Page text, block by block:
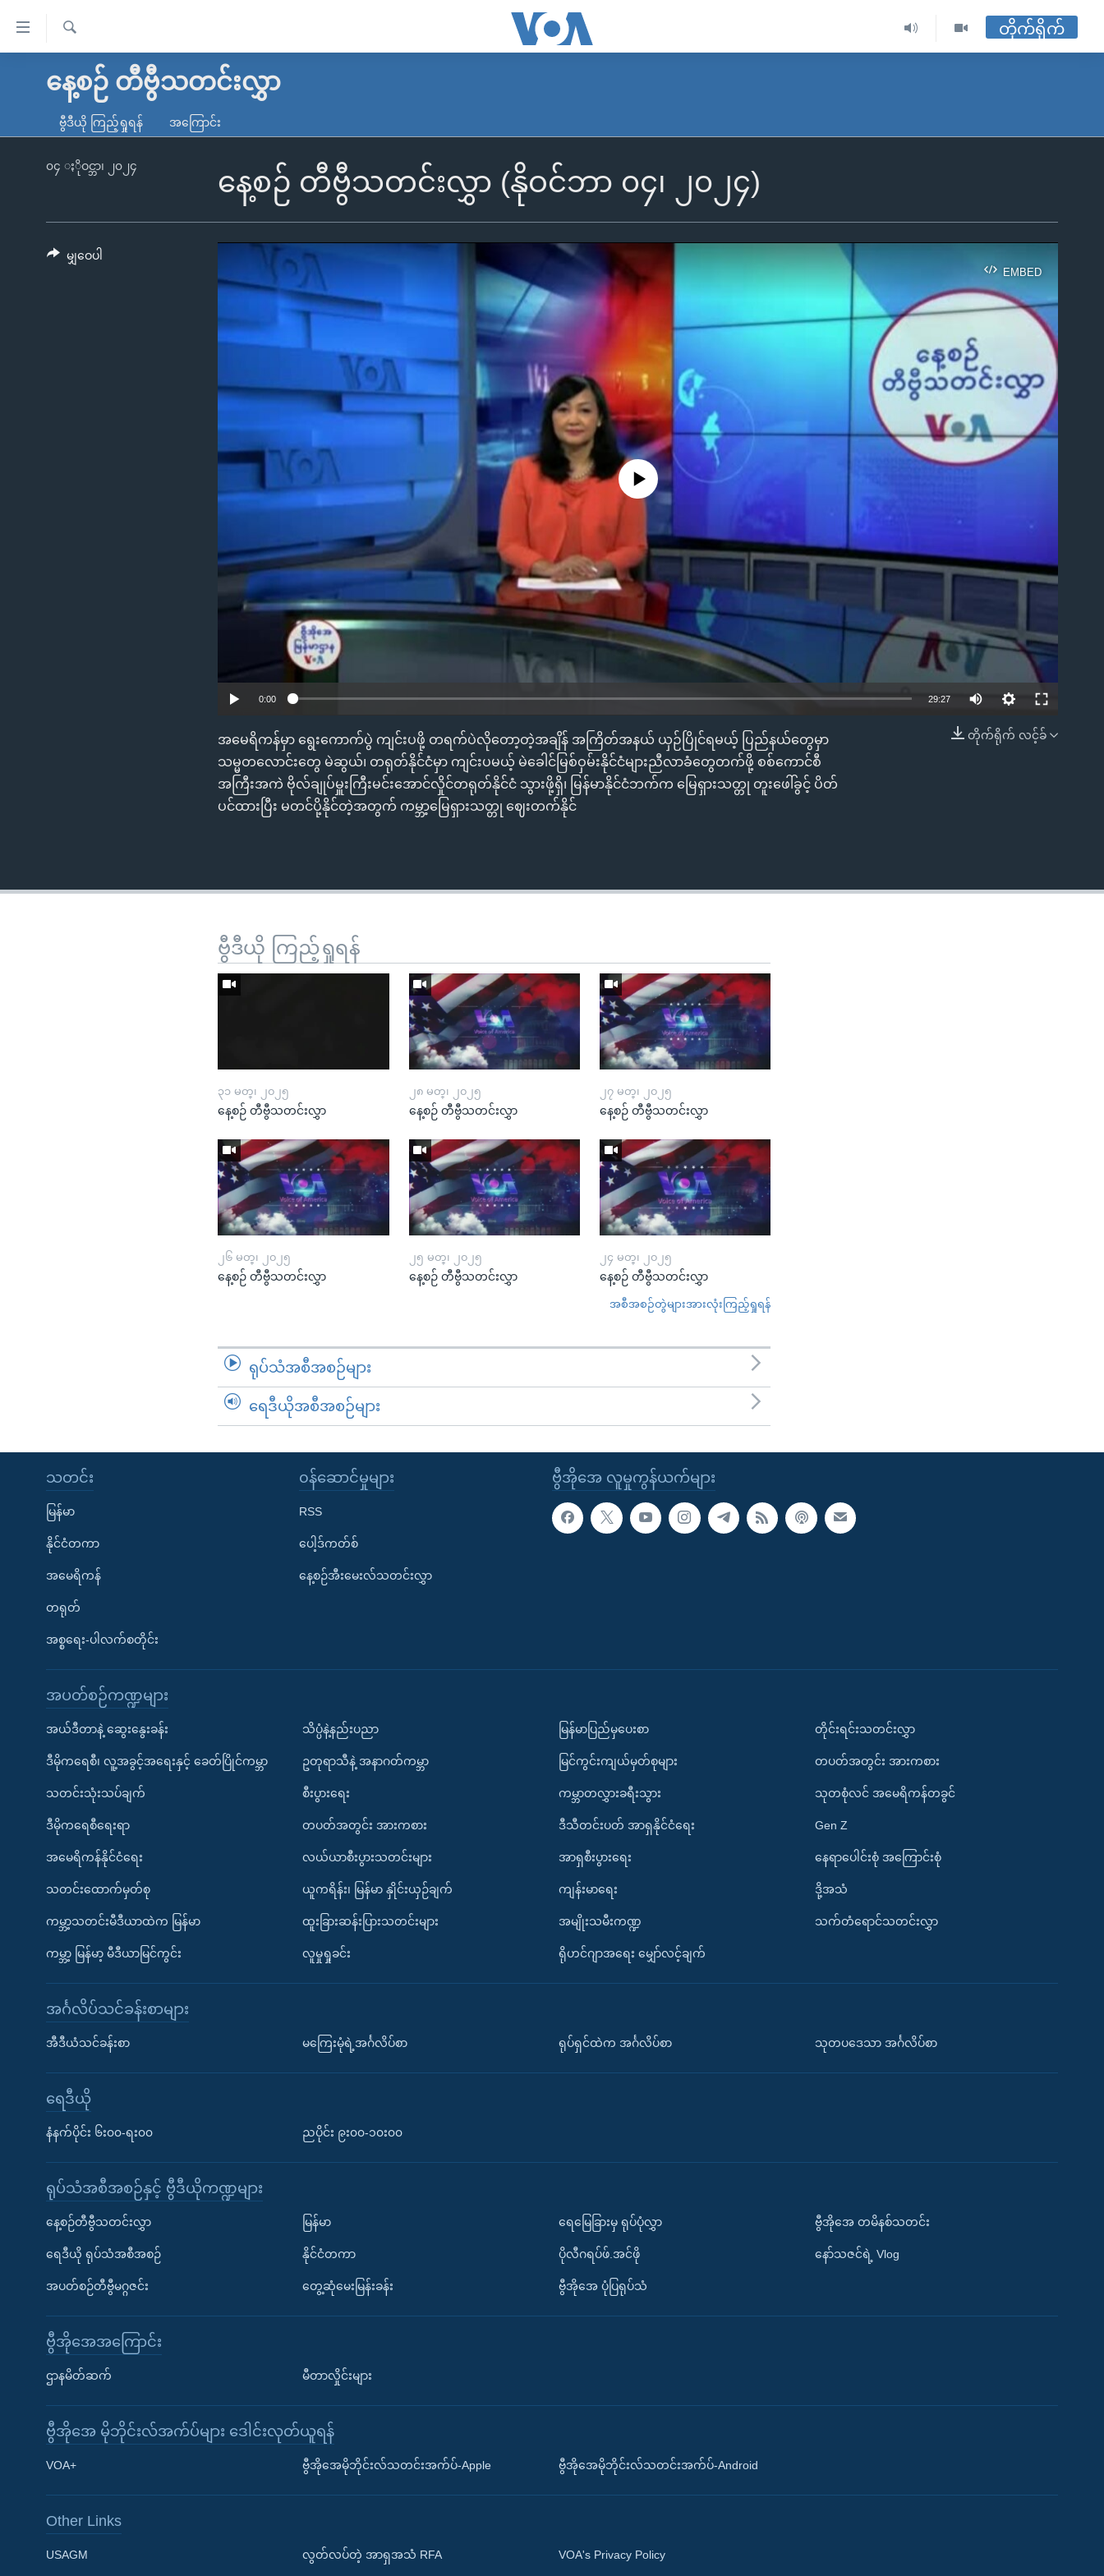
လွယ်ကူ
သည့်
မူလစာမျက်နှာ
ကမ္ဘာ့သတင်းများ
နိုင်ငံတကာ
တရုတ်
အစ္စရေး-ပါလက်စတိုင်း
ရပ်ဝန်းတခု လမ်းတခု အလွန်
အင်္ဂလိပ်စာလေ့လာမယ်
Learning English
ရ
တိုက်ရိုက်
နေ့စဉ် တီဗွီသတင်းလွှာ
ဗွီဒီယို ကြည့်ရှုရန် အကြောင်း
နေ့စဉ် တီဗွီသတင်းလွှာ (နိုဝင်ဘာ ၀၄၊ ၂၀၂၄)
၀၄ ႏိုဝင္ဘာ၊ ၂၀၂၄
EMBED
EMBED
No media source currently available
0:00 29:27
တိုက်ရိုက် လင့်ခ်
အမေရိကန်မှာ ရွေးကောက်ပွဲ ကျင်းပဖို့ တရက်ပဲလိုတော့တဲ့အချိန် အကြိတ်အနယ် ယှဉ်ပြိုင်ရမယ့် ပြည်နယ်တွေမှာ
သမ္မတလောင်းတွေ မဲဆွယ်၊ တရုတ်နိုင်ငံမှာ ကျင်းပမယ့် မဲခေါင်မြစ်ဝှမ်းနိုင်ငံများညီလာခံတွေတက်ဖို့ စစ်ကောင်စီ
အကြီးအကဲ ဗိုလ်ချုပ်မှူးကြီးမင်းအောင်လှိုင်တရုတ်နိုင်ငံ သွားဖို့ရှိ၊ မြန်မာနိုင်ငံဘက်က မြေရှားသတ္တု တူးဖေါ်ခွင့် ပိတ်
ပင်ထားပြီး မတင်ပို့နိုင်တဲ့အတွက် ကမ္ဘာ့မြေရှားသတ္တု ဈေးတက်နိုင်
မျှဝေပါ
ဗွီဒီယို ကြည့်ရှုရန်
၃၁ မတ္၊ ၂၀၂၅
နေ့စဉ် တီဗွီသတင်းလွှာ
၂၈ မတ္၊ ၂၀၂၅
နေ့စဉ် တီဗွီသတင်းလွှာ
၂၇ မတ္၊ ၂၀၂၅
နေ့စဉ် တီဗွီသတင်းလွှာ
၂၆ မတ္၊ ၂၀၂၅
နေ့စဉ် တီဗွီသတင်းလွှာ
၂၅ မတ္၊ ၂၀၂၅
နေ့စဉ် တီဗွီသတင်းလွှာ
၂၄ မတ္၊ ၂၀၂၅
နေ့စဉ် တီဗွီသတင်းလွှာ
အစီအစဉ်တွဲများအားလုံးကြည့်ရှုရန်
ရုပ်သံအစီအစဉ်များ
ရေဒီယိုအစီအစဉ်များ
ဗွီအိုအေ လူမှုကွန်ယက်များ
သတင်း
မြန်မာ
နိုင်ငံတကာ
အမေရိကန်
တရုတ်
အစ္စရေး-ပါလက်စတိုင်း
၀န်ဆောင်မှုများ
RSS
ပေါ့ဒ်ကတ်စ်
နေ့စဉ်အီးမေးလ်သတင်းလွှာ
အပတ်စဉ်ကဏ္ဍများ
အယ်ဒီတာနဲ့ ဆွေးနွေးခန်း
ဒီမိုကရေစီ၊ လူ့အခွင့်အရေးနှင့် ခေတ်ပြိုင်ကမ္ဘာ
သတင်းသုံးသပ်ချက်
ဒီမိုကရေစီရေးရာ
အမေရိကန်နိုင်ငံရေး
သတင်းထောက်မှတ်စု
ကမ္ဘာ့သတင်းမီဒီယာထဲက မြန်မာ
ကမ္ဘာ့ မြန်မာ့ မီဒီယာမြင်ကွင်း
သိပ္ပံနဲ့နည်းပညာ
ဥတုရာသီနဲ့ အနာဂတ်ကမ္ဘာ
စီးပွားရေး
တပတ်အတွင်း အားကစား
လယ်ယာစီးပွားသတင်းများ
ယူကရိန်း၊ မြန်မာ နှိုင်းယှဉ်ချက်
ထူးခြားဆန်းပြားသတင်းများ
လူမှုရှုခင်း
မြန်မာပြည်မှပေးစာ
မြင်ကွင်းကျယ်မှတ်စုများ
ကမ္ဘာတလွှားခရီးသွား
ဒီသီတင်းပတ် အာရှနိုင်ငံရေး
အာရှစီးပွားရေး
ကျန်းမာရေး
အမျိုးသမီးကဏ္ဍ
ရိုဟင်ဂျာအရေး မျှော်လင့်ချက်
တိုင်းရင်းသတင်းလွှာ
တပတ်အတွင်း အားကစား
သုတစုံလင် အမေရိကန်တခွင်
Gen Z
နေရာပေါင်းစုံ အကြောင်းစုံ
ဒို့အသံ
သက်တံရောင်သတင်းလွှာ
အင်္ဂလိပ်သင်ခန်းစာများ
အီဒီယံသင်ခန်းစာ မကြေးမုံရဲ့အင်္ဂလိပ်စာ ရုပ်ရှင်ထဲက အင်္ဂလိပ်စာ သုတပဒေသာ အင်္ဂလိပ်စာ
ရေဒီယို
နံနက်ပိုင်း ၆း၀၀-ရး၀၀ ညပိုင်း ၉း၀၀-၁၀း၀၀
ရုပ်သံအစီအစဉ်နှင့် ဗွီဒီယိုကဏ္ဍများ
နေ့စဉ်တီဗွီသတင်းလွှာ
ရေဒီယို ရုပ်သံအစီအစဉ်
အပတ်စဉ်တီဗွီမဂ္ဂဇင်း
မြန်မာ
နိုင်ငံတကာ
တွေ့ဆုံမေးမြန်းခန်း
ရေမြေခြားမှ ရုပ်ပုံလွှာ
ပိုလီဂရပ်ဖ်.အင်ဖို
ဗွီအိုအေ ပုံပြရုပ်သံ
ဗွီအိုအေ တမိနစ်သတင်း
နော်သဇင်ရဲ့ Vlog
ဗွီအိုအေအကြောင်း
ဌာနမိတ်ဆက် မီတာလှိုင်းများ
ဗွီအိုအေ မိုဘိုင်းလ်အက်ပ်များ ဒေါင်းလုတ်ယူရန်
VOA+ ဗွီအိုအေမိုဘိုင်းလ်သတင်းအက်ပ်-Apple ဗွီအိုအေမိုဘိုင်းလ်သတင်းအက်ပ်-Android
Other Links
USAGM လွတ်လပ်တဲ့ အာရှအသံ RFA VOA's Privacy Policy